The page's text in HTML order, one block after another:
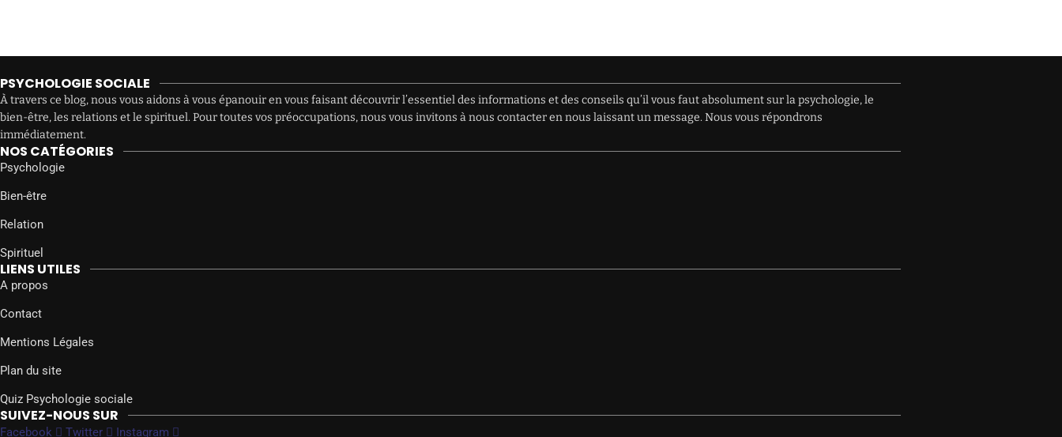
PSYCHOLOGIE SOCIALE
À travers ce blog, nous vous aidons à vous épanouir en vous faisant découvrir l’essentiel des informations et des conseils qu’il vous faut absolument sur la psychologie, le
bien-être, les relations et le spirituel. Pour toutes vos préoccupations, nous vous invitons à nous contacter en nous laissant un message. Nous vous répondrons
immédiatement.
NOS CATÉGORIES
Psychologie
Bien-être
Relation
Spirituel
LIENS UTILES
A propos
Contact
Mentions Légales
Plan du site
Quiz Psychologie sociale
SUIVEZ-NOUS SUR
Facebook Twitter Instagram